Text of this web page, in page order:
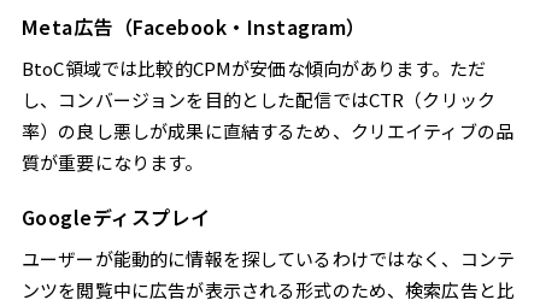
Meta広告（Facebook・Instagram）
BtoC領域では比較的CPMが安価な傾向があります。ただ
し、コンバージョンを目的とした配信ではCTR（クリック
率）の良し悪しが成果に直結するため、クリエイティブの品
質が重要になります。
Googleディスプレイ
ユーザーが能動的に情報を探しているわけではなく、コンテ
ンツを閲覧中に広告が表示される形式のため、検索広告と比